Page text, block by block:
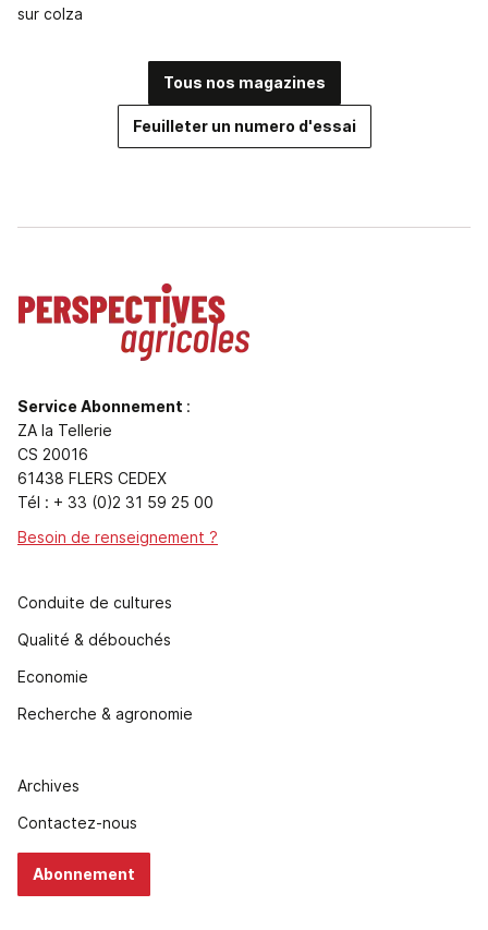
sur colza
Tous nos magazines
Feuilleter un numero d'essai
Service Abonnement :
ZA la Tellerie
CS 20016
61438 FLERS CEDEX
Tél : + 33 (0)2 31 59 25 00
Besoin de renseignement ?
Conduite de cultures
Qualité & débouchés
Economie
Recherche & agronomie
Archives
Contactez-nous
Abonnement